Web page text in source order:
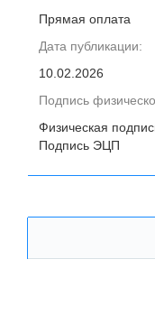
Прямая оплата
Дата публикации:
10.02.2026
Подпись
Физическая
Подпись ЭЦП